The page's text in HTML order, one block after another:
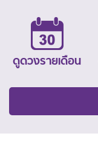
ดูดวงรายเดือน